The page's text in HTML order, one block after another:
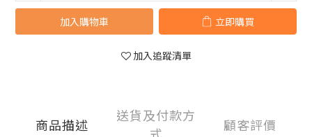
加入購物車 立即購買
加入追蹤清單
商品描述
送貨及付款方
顧客評價